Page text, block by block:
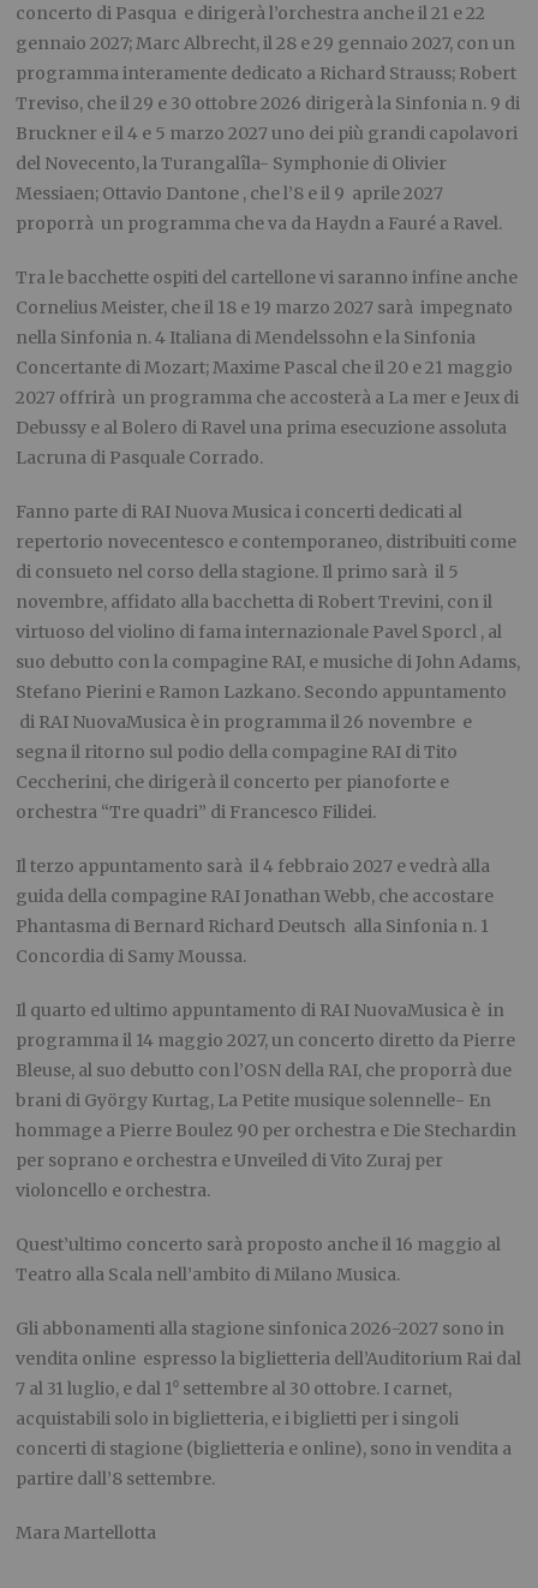
concerto di Pasqua e dirigerà l’orchestra anche il 21 e 22
gennaio 2027; Marc Albrecht, il 28 e 29 gennaio 2027, con un
programma interamente dedicato a Richard Strauss; Robert
Treviso, che il 29 e 30 ottobre 2026 dirigerà la Sinfonia n. 9 di
Bruckner e il 4 e 5 marzo 2027 uno dei più grandi capolavori
del Novecento, la Turangalîla- Symphonie di Olivier
Messiaen; Ottavio Dantone , che l’8 e il 9 aprile 2027
proporrà un programma che va da Haydn a Fauré a Ravel.
Tra le bacchette ospiti del cartellone vi saranno infine anche
Cornelius Meister, che il 18 e 19 marzo 2027 sarà impegnato
nella Sinfonia n. 4 Italiana di Mendelssohn e la Sinfonia
Concertante di Mozart; Maxime Pascal che il 20 e 21 maggio
2027 offrirà un programma che accosterà a La mer e Jeux di
Debussy e al Bolero di Ravel una prima esecuzione assoluta
Lacruna di Pasquale Corrado.
Fanno parte di RAI Nuova Musica i concerti dedicati al
repertorio novecentesco e contemporaneo, distribuiti come
di consueto nel corso della stagione. Il primo sarà il 5
novembre, affidato alla bacchetta di Robert Trevini, con il
virtuoso del violino di fama internazionale Pavel Sporcl , al
suo debutto con la compagine RAI, e musiche di John Adams,
Stefano Pierini e Ramon Lazkano. Secondo appuntamento
di RAI NuovaMusica è in programma il 26 novembre e
segna il ritorno sul podio della compagine RAI di Tito
Ceccherini, che dirigerà il concerto per pianoforte e
orchestra “Tre quadri” di Francesco Filidei.
Il terzo appuntamento sarà il 4 febbraio 2027 e vedrà alla
guida della compagine RAI Jonathan Webb, che accostare
Phantasma di Bernard Richard Deutsch alla Sinfonia n. 1
Concordia di Samy Moussa.
Il quarto ed ultimo appuntamento di RAI NuovaMusica è in
programma il 14 maggio 2027, un concerto diretto da Pierre
Bleuse, al suo debutto con l’OSN della RAI, che proporrà due
brani di György Kurtag, La Petite musique solennelle- En
hommage a Pierre Boulez 90 per orchestra e Die Stechardin
per soprano e orchestra e Unveiled di Vito Zuraj per
violoncello e orchestra.
Quest’ultimo concerto sarà proposto anche il 16 maggio al
Teatro alla Scala nell’ambito di Milano Musica.
Gli abbonamenti alla stagione sinfonica 2026-2027 sono in
vendita online espresso la biglietteria dell’Auditorium Rai dal
7 al 31 luglio, e dal 1⁰ settembre al 30 ottobre. I carnet,
acquistabili solo in biglietteria, e i biglietti per i singoli
concerti di stagione (biglietteria e online), sono in vendita a
partire dall’8 settembre.
Mara Martellotta